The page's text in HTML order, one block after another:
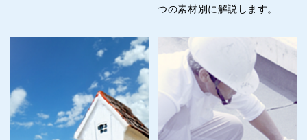
つの素材別に解説します。